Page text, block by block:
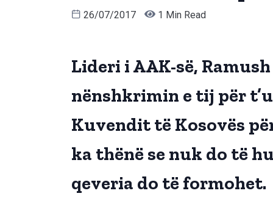
26/07/2017 1 Min Read
Lideri i AAK-së,
nënshkrimin e tij për
Kuvendit të Kosovës
ka thënë se nuk do të
qeveria do të formohet.